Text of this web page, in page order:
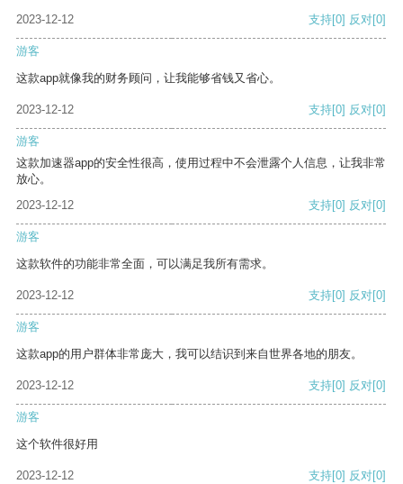
2023-12-12 支持[0] 反对[0]
游客
这款app就像我的财务顾问，让我能够省钱又省心。
2023-12-12 支持[0] 反对[0]
游客
这款加速器app的安全性很高，使用过程中不会泄露个人信息，让我非常
放心。
2023-12-12
支持[0] 反对[0]
游客
这款软件的功能非常全面，可以满足我所有需求。
2023-12-12 支持[0] 反对[0]
游客
这款app的用户群体非常庞大，我可以结识到来自世界各地的朋友。
2023-12-12 支持[0] 反对[0]
游客
这个软件很好用
2023-12-12 支持[0] 反对[0]